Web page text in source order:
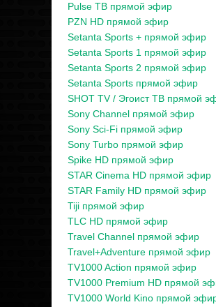
Pulse ТВ прямой эфир
PZN HD прямой эфир
Setanta Sports + прямой эфир
Setanta Sports 1 прямой эфир
Setanta Sports 2 прямой эфир
Setanta Sports прямой эфир
SHOT TV / Эгоист ТВ прямой
Sony Channel прямой эфир
Sony Sci-Fi прямой эфир
Sony Turbo прямой эфир
Spike HD прямой эфир
STAR Cinema HD прямой эфир
STAR Family HD прямой эфир
Tiji прямой эфир
TLC HD прямой эфир
Travel Channel прямой эфир
Travel+Adventure прямой эфир
TV1000 Action прямой эфир
TV1000 Premium HD прямой
TV1000 World Kino прямой